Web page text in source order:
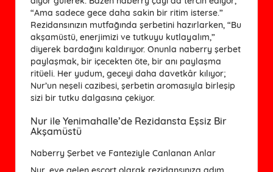
“Ama sadece gece daha sakin bir ritim isterse.”
Rezidansınızın mutfağında şerbetini hazırlarken, “Bu
akşamüstü, enerjimizi ve tutkuyu kutlayalım,”
diyerek bardağını kaldırıyor. Onunla naberry şerbet
paylaşmak, bir içecekten öte, bir anı paylaşma
ritüeli. Her yudum, geceyi daha davetkâr kılıyor;
Nur’un neşeli cazibesi, şerbetin aromasıyla birleşip
sizi bir tutku dalgasına çekiyor.
Nur ile Yenimahalle’de Rezidansta Eşsiz Bir
Akşamüstü
Naberry Şerbet ve Fanteziyle Canlanan Anlar